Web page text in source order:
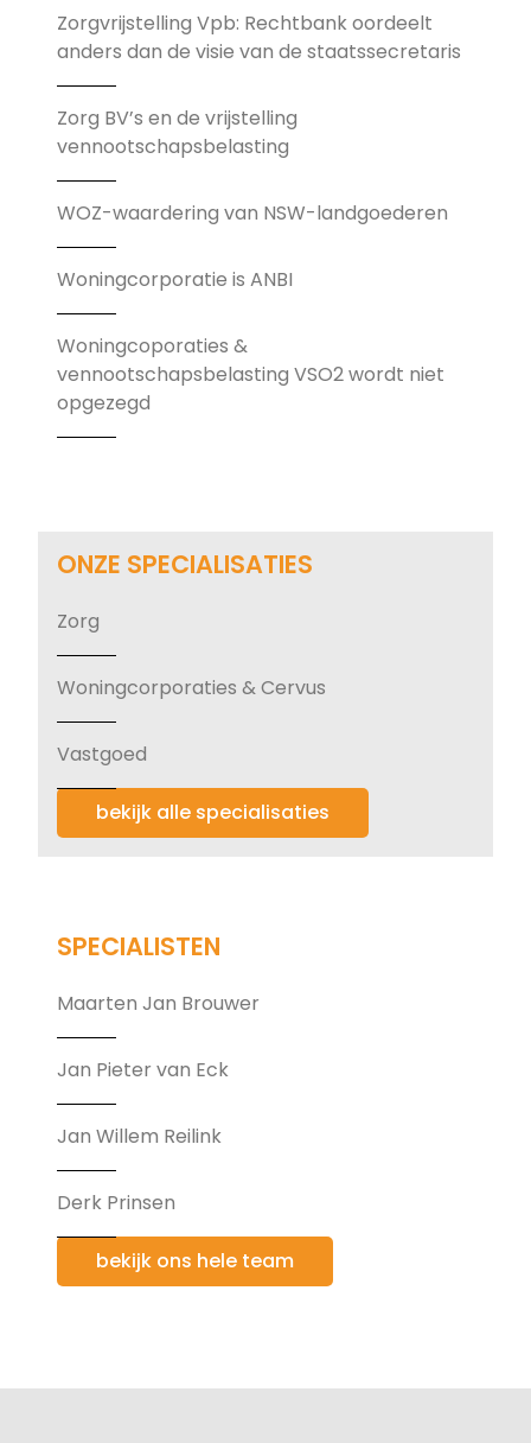
Zorgvrijstelling Vpb: Rechtbank oordeelt
anders dan de visie van de staatssecretaris
Zorg BV’s en de vrijstelling
vennootschapsbelasting
WOZ-waardering van NSW-landgoederen
Woningcorporatie is ANBI
Woningcoporaties &
vennootschapsbelasting VSO2 wordt niet
opgezegd
ONZE SPECIALISATIES
Zorg
Woningcorporaties & Cervus
Vastgoed
bekijk alle specialisaties
SPECIALISTEN
Maarten Jan Brouwer
Jan Pieter van Eck
Jan Willem Reilink
Derk Prinsen
bekijk ons hele team